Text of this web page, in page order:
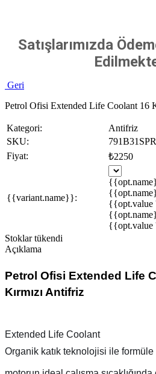
Satışlarımızda
Geri
Petrol Ofisi Extended Life Coolant 16
Kategori:
Antifriz
SKU:
Fiyat:
₺2250
{{variant.name}}:
{{opt.value
{{opt.value
Stoklar tükendi
Açıklama
Petrol Ofisi Extended Life
Kırmızı Antifriz
Extended Life Coolant
Organik katık teknolojisi ile